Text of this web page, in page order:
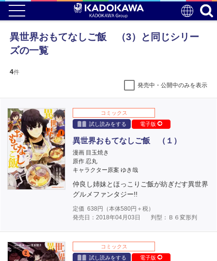
異世界おもてなしご飯 （3）と同じシリー
ズの一覧
4件
発売中・公開中のみを表示
コミックス
試し読みをする
電子版
異世界おもてなしご飯 （１）
漫画 目玉焼き
原作 忍丸
キャラクター原案 ゆき哉
仲良し姉妹とほっこりご飯が紡ぎだす異世界
グルメファンタジー!!
定価 638 円（本体580円＋税）
発売日：2018年04月03日
判型：Ｂ６変形判
コミックス
試し読みをする
電子版